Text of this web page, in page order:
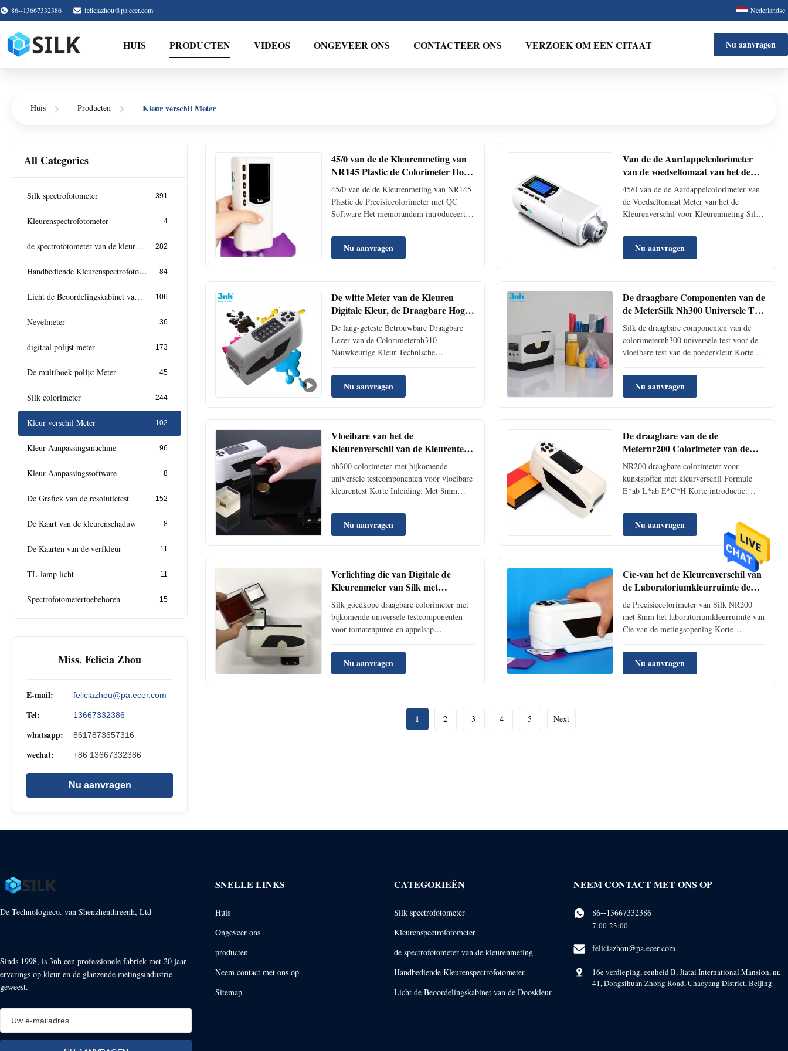
86--13667332386 feliciazhou@pa.ecer.com Nederlandse
HUIS PRODUCTEN VIDEOS ONGEVEER ONS CONTACTEER ONS VERZOEK OM EEN CITAAT Nu aanvragen
Huis Producten Kleur verschil Meter
All Categories
Silk spectrofotometer 391
Kleurenspectrofotometer 4
de spectrofotometer van de kleurenmeting 282
Handbediende Kleurenspectrofotometer 84
Licht de Beoordelingskabinet van de Dooskleur 106
Nevelmeter 36
digitaal polijst meter 173
De multihoek polijst Meter 45
Silk colorimeter 244
Kleur verschil Meter 102
Kleur Aanpassingsmachine 96
Kleur Aanpassingssoftware 8
De Grafiek van de resolutietest 152
De Kaart van de kleurenschaduw 8
De Kaarten van de verfkleur 11
TL-lamp licht 11
Spectrofotometertoebehoren 15
Miss. Felicia Zhou
E-mail: feliciazhou@pa.ecer.com
Tel: 13667332386
whatsapp: 8617873657316
wechat: +86 13667332386
Nu aanvragen
45/0 van de de Kleurenmeting van
NR145 Plastic de Colorimeter Hoge
Precisie met QC Software
45/0 van de de Kleurenmeting van NR145
Plastic de Precisiecolorimeter met QC
Software Het memorandum introduceert:
klantenbehoeften en ontwikkelt reeks high-
cost en hoogstaande producten. NR145 is
een precisiecolorimeter met het bekijken
Nu aanvragen
Van de de Aardappelcolorimeter
van de voedseltomaat van het de
Kleurenverschil de Meter Silk
NR20XE voor Kleurenmeting
45/0 van de de Aardappelcolorimeter van
de Voedseltomaat Meter van het de
Kleurenverschil voor Kleurenmeting Silk
NR20XE met φ20mm kunnen de
uitgebreide opening en het stabiele
eindgezicht oppervlaktestreep en natte
Nu aanvragen
De witte Meter van de Kleuren
Digitale Kleur, de Draagbare Hoge
Precisie van de Kleurenmeter
De lang-geteste Betrouwbare Draagbare
Lezer van de Colorimeternh310
Nauwkeurige Kleur Technische
NH310 Optische Meetkunde 8°/d Het
meten van Opening Φ8mm & Φ4mm
Repeatibility ΔE*≤0.06 Inter-
Cie ...
Nu aanvragen
De draagbare Componenten van de
de MeterSilk Nh300 Universele Test
van het Kleurenverschil voor
Vloeibaar Poeder
Silk de draagbare componenten van de
colorimeternh300 universele test voor de
vloeibare test van de poederkleur Korte
draagbare colorimeter van NH300 het
hoogste rendabele model dat wijd in
stoffen, document, plastic delen,
Nu aanvragen
Vloeibare van het de
Kleurenverschil van de Kleurentest
van de de Meter Universele Test de
Componenten Bijkomende Nh300
Colorimeter
nh300 colorimeter met bijkomende
universele testcomponenten voor vloeibare
kleurentest Korte Inleiding: Met 8mm
colorimeter van NH300 het hoogste
rendabele model dat wijd in stoffen,
document, plastic delen, bouwmaterialen
Nu aanvragen
De draagbare van de de
Meternr200 Colorimeter van de
Huidkleur Handkaliberbepaling
met PC-Software
NR200 draagbare colorimeter voor
kunststoffen met kleurverschil Formule
E*ab L*ab E*C*H Korte introductie:
met 8/d-structuur en SCI-model.8 mm
meetopening maakt het populair in vele
toepassingen, zoals stoffen, papier, plastic
Nu aanvragen
Verlichting die van Digitale de
Kleurenmeter van Silk met
Bijkomende Universele
Testcomponent de plaats bepalen
Silk goedkope draagbare colorimeter met
bijkomende universele testcomponenten
voor tomatenpuree en appelsap
Technologie, Ltd is een high-tech
onderneming. Wij onderzoeken,
ontwikkelen, produceren en brengen foto-
Nu aanvragen
Cie-van het de Kleurenverschil van
de Laboratoriumkleurruimte de
Colorimeter van de de Meternr200
Precisie met 8mm Metingsopening
de Precisiecolorimeter van Silk NR200
met 8mm het laboratoriumkleurruimte van
Cie van de metingsopening Korte
colorimetereigenschappen van NR200 met
8/d-structuur en sc.i-model. 8mm de
metingsopening maakt het in vele
Nu aanvragen
1 2 3 4 5 Next
De Technologieco. van Shenzhenthreenh, Ltd
Sinds 1998, is 3nh een professionele fabriek met 20 jaar
ervarings op kleur en de glanzende metingsindustrie
geweest.
SNELLE LINKS
Huis
Ongeveer ons
producten
Neem contact met ons op
Sitemap
CATEGORIEËN
Silk spectrofotometer
Kleurenspectrofotometer
de spectrofotometer van de kleurenmeting
Handbediende Kleurenspectrofotometer
Licht de Beoordelingskabinet van de Dooskleur
NEEM CONTACT MET ONS OP
86--13667332386
7:00-23:00
feliciazhou@pa.ecer.com
16e verdieping, eenheid B, Jiatai International Mansion, nr.
41, Dongsihuan Zhong Road, Chaoyang District, Beijing